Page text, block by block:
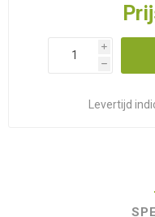
i
h
Levertijd